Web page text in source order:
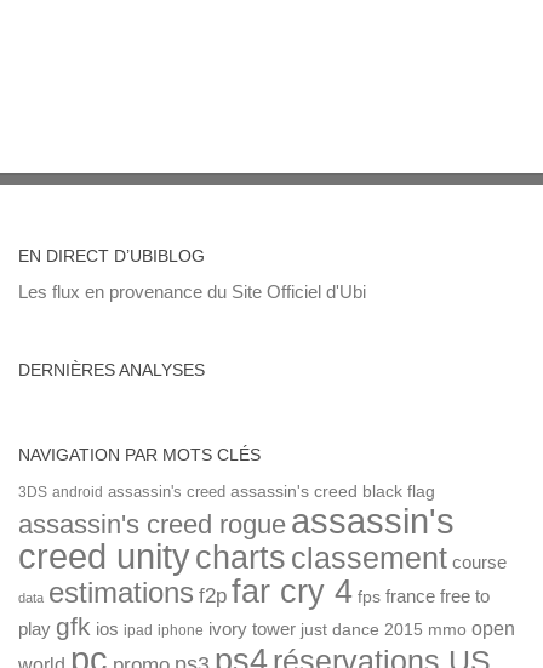
EN DIRECT D’UBIBLOG
Les flux en provenance du Site Officiel d'Ubi
DERNIÈRES ANALYSES
NAVIGATION PAR MOTS CLÉS
3DS android assassin's creed assassin's creed black flag
assassin's creed rogue assassin's
creed unitycharts classement course
data estimations f2p far cry 4 fps france free to
play gfk ios ipad iphone ivory tower just dance 2015 mmo open
pc ps4réservations US